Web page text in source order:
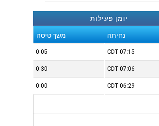
יומן פעילות
נחיתה משך טיסה
07:15
CDT
0:05
07:06
CDT
0:30
06:29
CDT
0:00